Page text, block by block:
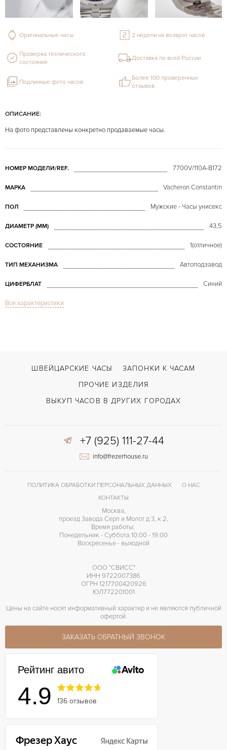
ОПИСАНИЕ:
На фото представлены конкретно продаваемые часы.
НОМЕР МОДЕЛИ/REF. 7700V/110A-B172
МАРКА Vacheron Constantin
ПОЛ Мужские - Часы унисекс
ДИАМЕТР (MM) 43,5
СОСТОЯНИЕ 1(отличное)
ТИП МЕХАНИЗМА Автоподзавод
ЦИФЕРБЛАТ Синий
СТЕКЛО
ДЛИНА БРАСЛЕТА, ДЛИННАЯ СТОРОНА
Все характеристики
Оригинальные часы 2 недели на возврат часов
Проверка технического
состояния
Доставка по всей России
Подлинные фото часов
Более 100 проверенных
отзывов
ШВЕЙЦАРСКИЕ ЧАСЫ
ЗАПОНКИ К ЧАСАМ
ПРОЧИЕ ИЗДЕЛИЯ
ВЫКУП ЧАСОВ В ДРУГИХ ГОРОДАХ
+7 (925) 111-27-44
info@frezerhouse.ru
ПОЛИТИКА ОБРАБОТКИ ПЕРСОНАЛЬНЫХ ДАННЫХ
О НАС
КОНТАКТЫ
Москва,
проезд Завода Серп и Молот д 3, к 2,
Время работы:
Понедельник - Суббота 10:00 - 19:00
Воскресенье - выходной
ООО "СВИСС"
ИНН 9722007386
ОГРН 1217700420926
ЮЛ772201001
Цены на сайте носят информативный характер и не являются публичной
офертой.
ЗАКАЗАТЬ ОБРАТНЫЙ ЗВОНОК
Рейтинг авито
4.9 136 отзывов